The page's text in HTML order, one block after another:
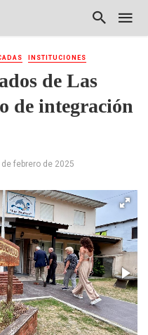
INSTITUCIONES
de Las
de integración
de febrero de 2025